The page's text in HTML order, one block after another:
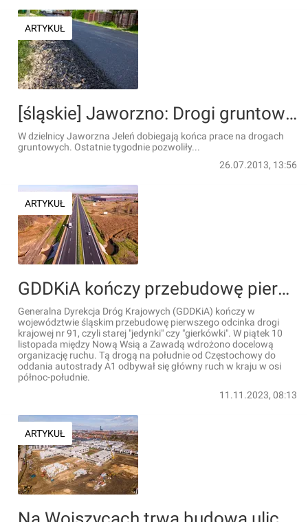
ARTYKUŁ
[śląskie] Jaworzno: Drogi gruntowe po modernizacji
W dzielnicy Jaworzna Jeleń dobiegają końca prace na drogach
gruntowych. Ostatnie tygodnie pozwoliły...
26.07.2013, 13:56
ARTYKUŁ
GDDKiA kończy przebudowę pierwszego odcinka starej "gierkówki" w woj. śląskim [ZDJĘCIA]
Generalna Dyrekcja Dróg Krajowych (GDDKiA) kończy w
województwie śląskim przebudowę pierwszego odcinka drogi
krajowej nr 91, czyli starej "jedynki" czy "gierkówki". W piątek 10
listopada między Nową Wsią a Zawadą wdrożono docelową
organizację ruchu. Tą drogą na południe od Częstochowy do
oddania autostrady A1 odbywał się główny ruch w kraju w osi
północ-południe.
11.11.2023, 08:13
ARTYKUŁ